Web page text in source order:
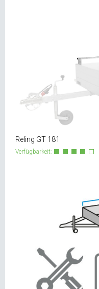
Reling GT 181
Verfügbarkeit: